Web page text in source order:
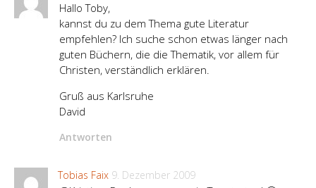
Hallo Toby,
kannst du zu dem Thema gute Literatur
empfehlen? Ich suche schon etwas länger nach
guten Büchern, die die Thematik, vor allem für
Christen, verständlich erklären.
Gruß aus Karlsruhe
David
Antworten
Tobias Faix 9. Dezember 2009